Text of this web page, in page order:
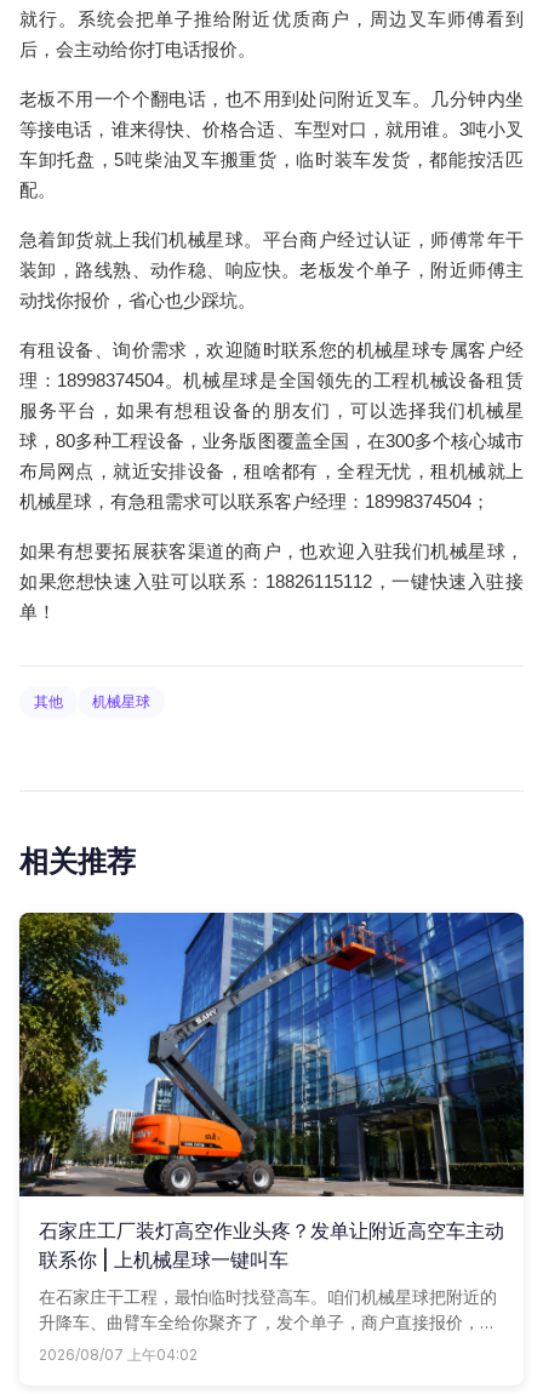
就行。系统会把单子推给附近优质商户，周边叉车师傅看到
后，会主动给你打电话报价。
老板不用一个个翻电话，也不用到处问附近叉车。几分钟内坐
等接电话，谁来得快、价格合适、车型对口，就用谁。3吨小叉
车卸托盘，5吨柴油叉车搬重货，临时装车发货，都能按活匹
配。
急着卸货就上我们机械星球。平台商户经过认证，师傅常年干
装卸，路线熟、动作稳、响应快。老板发个单子，附近师傅主
动找你报价，省心也少踩坑。
有租设备、询价需求，欢迎随时联系您的机械星球专属客户经
理：18998374504。机械星球是全国领先的工程机械设备租赁
服务平台，如果有想租设备的朋友们，可以选择我们机械星
球，80多种工程设备，业务版图覆盖全国，在300多个核心城市
布局网点，就近安排设备，租啥都有，全程无忧，租机械就上
机械星球，有急租需求可以联系客户经理：18998374504；
如果有想要拓展获客渠道的商户，也欢迎入驻我们机械星球，
如果您想快速入驻可以联系：18826115112，一键快速入驻接
单！
其他 机械星球
相关推荐
石家庄工厂装灯高空作业头疼？发单让附近高空车主动
联系你 | 上机械星球一键叫车
在石家庄干工程，最怕临时找登高车。咱们机械星球把附近的
升降车、曲臂车全给你聚齐了，发个单子，商户直接报价，谁
家车况好、价格实在就选谁，省得一家家打电话。
2026/08/07 上午04:02